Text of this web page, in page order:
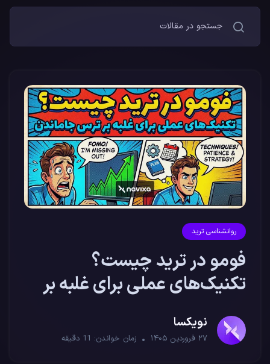
روانشناسی ترید
فومو در ترید چیست؟
تکنیک‌های عملی برای غلبه بر
ترس جاماندن
نویکسا
۲۷ فروردین ۱۴۰۵ زمان خواندن: 11 دقیقه